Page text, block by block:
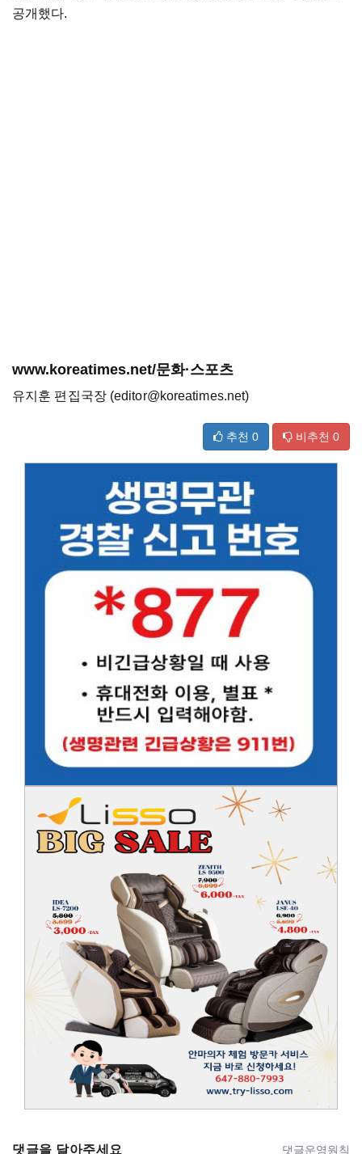
공개했다.
www.koreatimes.net/문화·스포츠
유지훈 편집국장 (editor@koreatimes.net)
추천 0 비추천 0
댓글을 달아주세요 댓글운영원칙